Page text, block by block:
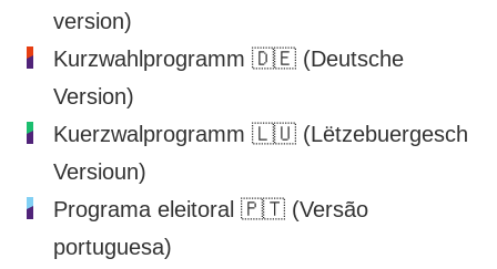
version)
Kurzwahlprogramm 🇩🇪 (Deutsche
Version)
Kuerzwalprogramm 🇱🇺 (Lëtzebuergesch
Versioun)
Programa eleitoral 🇵🇹 (Versão
portuguesa)